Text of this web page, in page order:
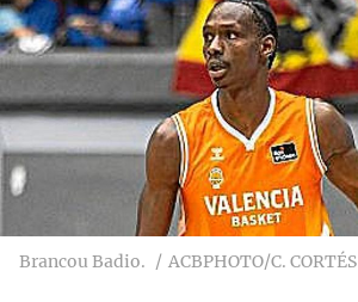
Brancou Badio. ACBPHOTO/C. CORTÉS